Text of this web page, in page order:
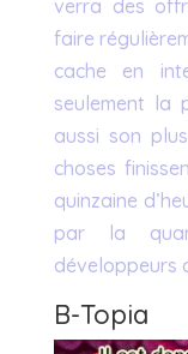
verra des
faire
cache en
seulement la
aussi son
choses
quinzaine
par la
développeurs
B-Topia